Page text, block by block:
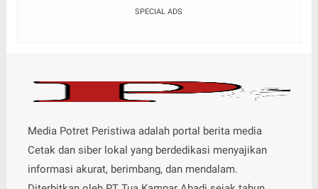
SPECIAL ADS
Media Potret Peristiwa adalah portal berita media
Cetak dan siber lokal yang berdedikasi menyajikan
informasi akurat, berimbang, dan mendalam.